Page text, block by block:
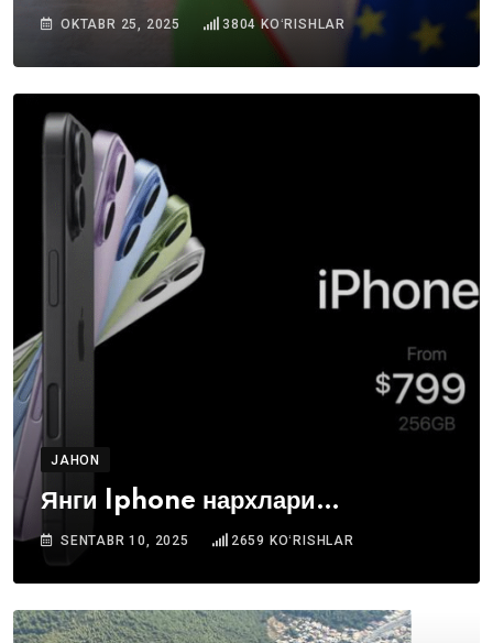
OKTABR 25, 2025 3804KOʻRISHLAR
JAHON
Янги Iphone нархлари…
SENTABR 10, 2025 2659 KOʻRISHLAR